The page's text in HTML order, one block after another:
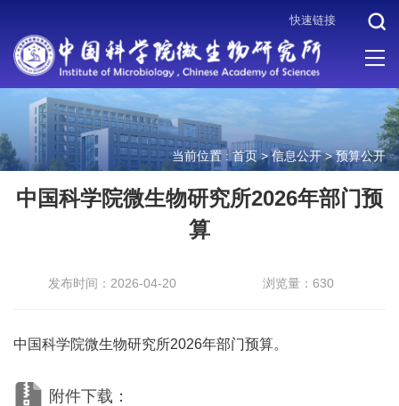
快速链接
当前位置 : 首页>信息公开>预算公开
中国科学院微生物研究所2026年部门预
算
发布时间：2026-04-20 浏览量：630
中国科学院微生物研究所2026年部门预算。
附件下载：